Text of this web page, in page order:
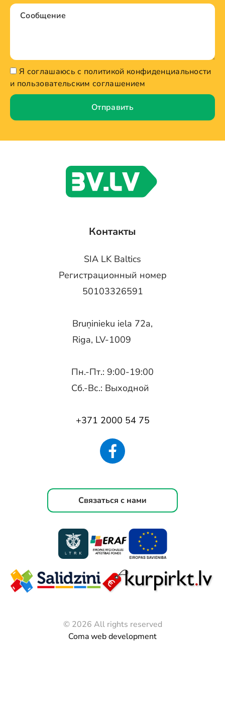
Я соглашаюсь с политикой конфиденциальности
и пользовательским соглашением
Отправить
Контакты
SIA LK Baltics
Регистрационный номер
50103326591
Bruņinieku iela 72a,
Riga, LV-1009
Пн.-Пт.: 9:00-19:00
Сб.-Вс.: Выходной
+371 2000 54 75
Связаться с нами
© 2026 All rights reserved
Coma web development